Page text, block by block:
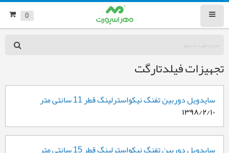
0
تجهیزات فیلدتارگت
سایدویل دوربین تفنگ نیکواسترلینگ قطر 11 سانتی متر
۱۳۹۸/۲/۱۰